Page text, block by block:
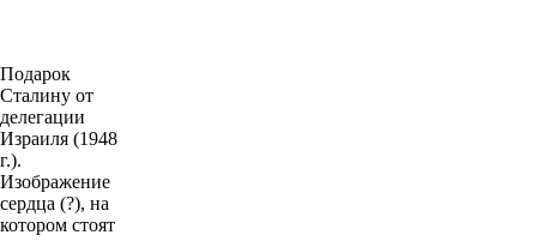
Подарок
Сталину от
делегации
Израиля (1948
г.).
Изображение
сердца (?), на
котором стоят